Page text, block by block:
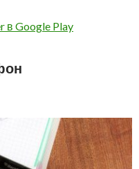
в Google Play